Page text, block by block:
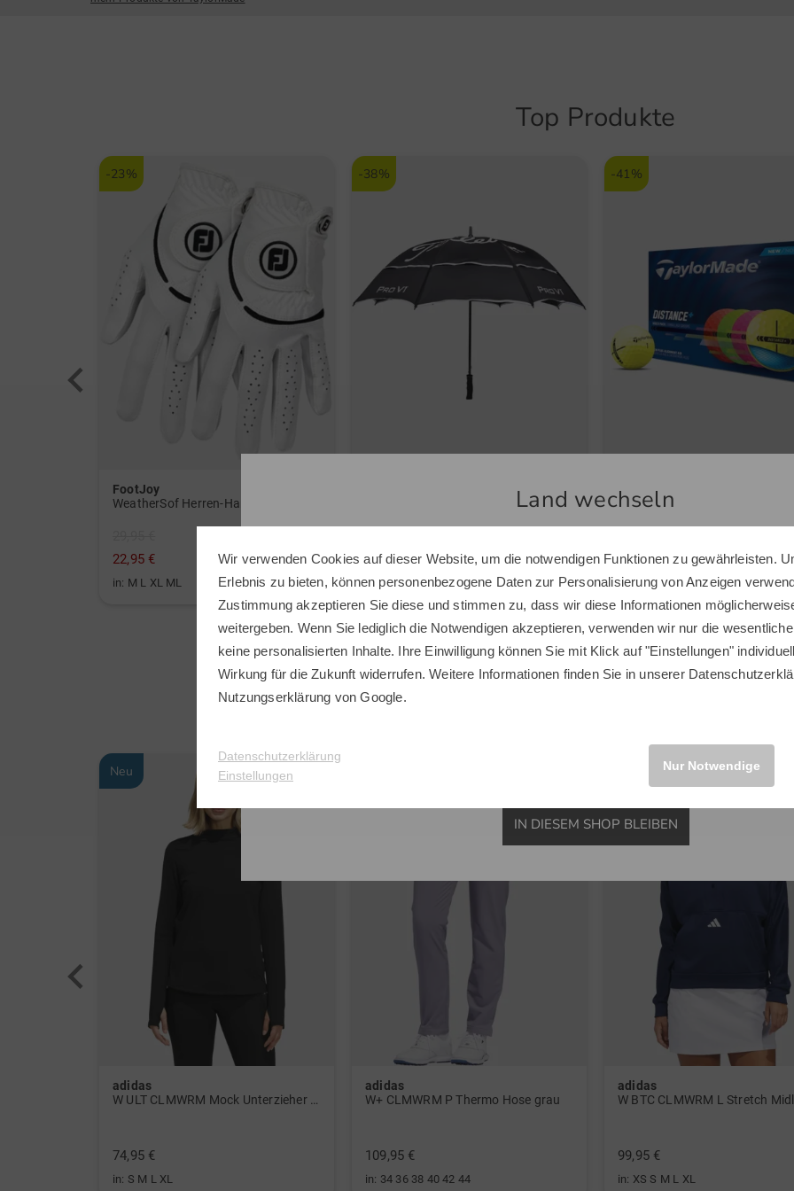
Top Produkte
-23%
FootJoy
22,95 €
in: M L XL ML
-38%
Tour Double Canopy UV Regenschirm schwarz
49,95 €
in: 68 Inch
-41%
TaylorMade
Distance+ Multi Golfbälle bunt
19,95 €
in: 12er Pack
Neu
adidas
74,95 €
in: S M L XL
adidas
W+ CLMWRM P Thermo Hose grau
109,95 €
in: 34 36 38 40 42 44
adidas
99,95 €
in: XS S M L XL
Land wechseln
Sie scheinen sich in einem anderen Land zu befinden.
Möchten Sie den Golf House Shop wechseln?
IN DIESEM SHOP BLEIBEN
Wir verwenden Cookies auf dieser Website, um die notwendigen Funktionen zu gewährleisten.
Erlebnis zu bieten, können personenbezogene Daten zur Personalisierung von Anzeigen
Zustimmung akzeptieren Sie diese und stimmen zu, dass wir diese Informationen
weitergeben. Wenn Sie lediglich die Notwendigen akzeptieren, verwenden wir nur die
keine personalisierten Inhalte. Ihre Einwilligung können Sie mit Klick auf "Einstellungen"
Wirkung für die Zukunft widerrufen. Weitere Informationen finden Sie in unserer
Nutzungserklärung von Google.
Datenschutzerklärung
Einstellungen
Nur Notwendige